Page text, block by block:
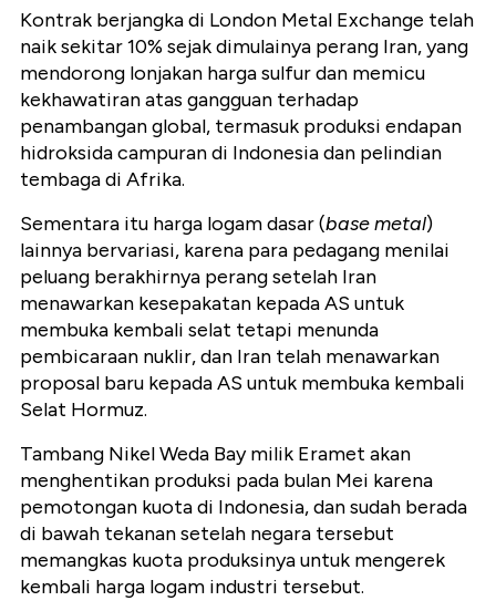
Kontrak berjangka di London Metal Exchange telah
naik sekitar 10% sejak dimulainya perang Iran, yang
mendorong lonjakan harga sulfur dan memicu
kekhawatiran atas gangguan terhadap
penambangan global, termasuk produksi endapan
hidroksida campuran di Indonesia dan pelindian
tembaga di Afrika.
Sementara itu harga logam dasar (base metal)
lainnya bervariasi, karena para pedagang menilai
peluang berakhirnya perang setelah Iran
menawarkan kesepakatan kepada AS untuk
membuka kembali selat tetapi menunda
pembicaraan nuklir, dan Iran telah menawarkan
proposal baru kepada AS untuk membuka kembali
Selat Hormuz.
Tambang Nikel Weda Bay milik Eramet akan
menghentikan produksi pada bulan Mei karena
pemotongan kuota di Indonesia, dan sudah berada
di bawah tekanan setelah negara tersebut
memangkas kuota produksinya untuk mengerek
kembali harga logam industri tersebut.